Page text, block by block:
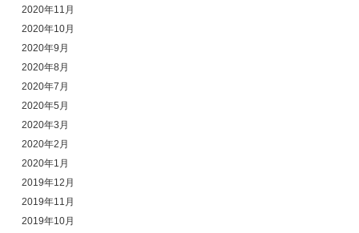
2020年11月
2020年10月
2020年9月
2020年8月
2020年7月
2020年5月
2020年3月
2020年2月
2020年1月
2019年12月
2019年11月
2019年10月